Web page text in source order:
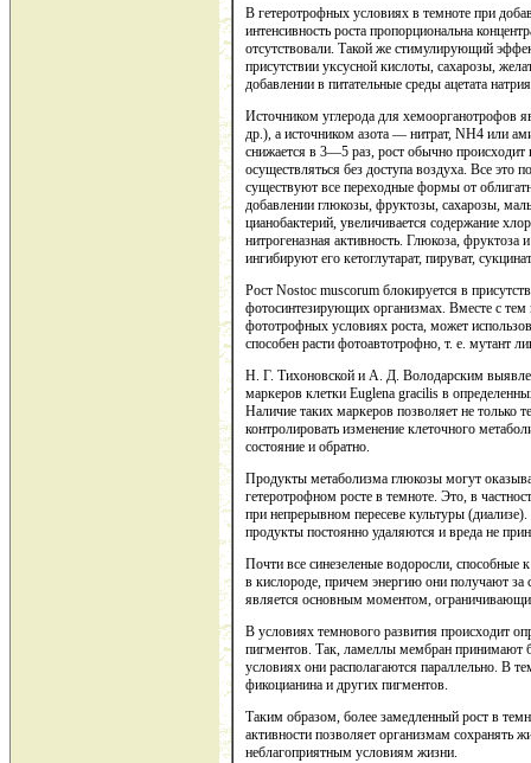
В гетеротрофных условиях в темноте при
интенсивность роста пропорциональна
отсутствовали. Такой же стимулирующий
присутствии уксусной кислоты, сахарозы,
добавлении в питательные среды ацетата
Источником углерода для хемоорганотрофов
др.), а источником азота — нитрат, NH4 или
снижается в 3—5 раз, рост обычно
осуществляться без доступа воздуха. Все это
существуют все переходные формы от
добавлении глюкозы, фруктозы, сахарозы,
цианобактерий, увеличивается содержание
нитрогеназная активность. Глюкоза,
ингибируют его кетоглутарат, пируват,
Рост Nostoc muscorum блокируется в
фотосинтезирующих организмах. Вместе с
фототрофных условиях роста, может
способен расти фотоавтотрофно, т. е. мутант
Н. Г. Тихоновской и А. Д. Володарским
маркеров клетки Euglena gracilis в
Наличие таких маркеров позволяет не только
контролировать изменение клеточного
состояние и обратно.
Продукты метаболизма глюкозы могут
гетеротрофном росте в темноте. Это, в
при непрерывном пересеве культуры
продукты постоянно удаляются и вреда не
Почти все синезеленые водоросли, способные
в кислороде, причем энергию они получают за
является основным моментом,
В условиях темнового развития происходит
пигментов. Так, ламеллы мембран принимают
условиях они располагаются параллельно. В
фикоцианина и других пигментов.
Таким образом, более замедленный рост в
активности позволяет организмам сохранять
неблагоприятным условиям жизни.